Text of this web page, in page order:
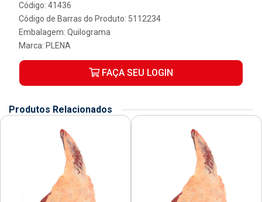
Código: 41436
Código de Barras do Produto: 5112234
Embalagem: Quilograma
Marca: PLENA
FAÇA SEU LOGIN
Produtos Relacionados